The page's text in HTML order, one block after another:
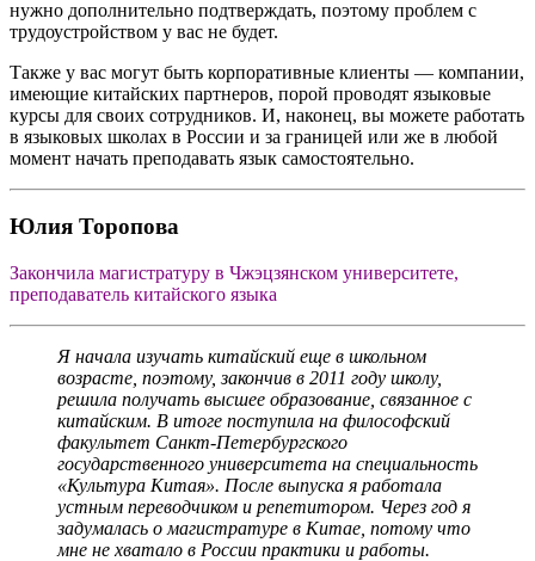
нужно дополнительно подтверждать, поэтому проблем с
трудоустройством у вас не будет.
Также у вас могут быть корпоративные клиенты — компании,
имеющие китайских партнеров, порой проводят языковые
курсы для своих сотрудников. И, наконец, вы можете работать
в языковых школах в России и за границей или же в любой
момент начать преподавать язык самостоятельно.
Юлия Торопова
Закончила магистратуру в Чжэцзянском университете,
преподаватель китайского языка
Я начала изучать китайский еще в школьном
возрасте, поэтому, закончив в 2011 году школу,
решила получать высшее образование, связанное с
китайским. В итоге поступила на философский
факультет Санкт-Петербургского
государственного университета на специальность
«Культура Китая». После выпуска я работала
устным переводчиком и репетитором. Через год я
задумалась о магистратуре в Китае, потому что
мне не хватало в России практики и работы.